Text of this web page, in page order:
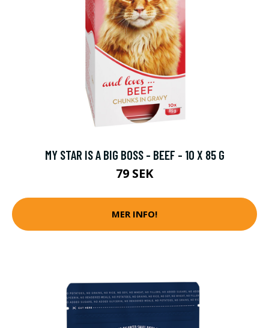
MY STAR IS A BIG BOSS - BEEF - 10 X 85 G
79 SEK
MER INFO!